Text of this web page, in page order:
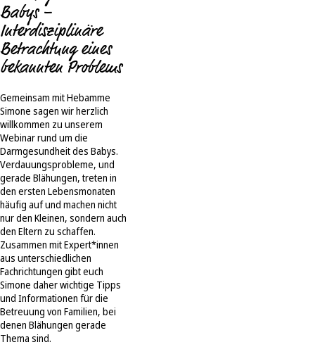
Babys –
Interdisziplinäre
Betrachtung eines
bekannten Problems
Gemeinsam mit Hebamme
Simone sagen wir herzlich
willkommen zu unserem
Webinar rund um die
Darmgesundheit des Babys.
Verdauungsprobleme, und
gerade Blähungen, treten in
den ersten Lebensmonaten
häufig auf und machen nicht
nur den Kleinen, sondern auch
den Eltern zu schaffen.
Zusammen mit Expert*innen
aus unterschiedlichen
Fachrichtungen gibt euch
Simone daher wichtige Tipps
und Informationen für die
Betreuung von Familien, bei
denen Blähungen gerade
Thema sind.